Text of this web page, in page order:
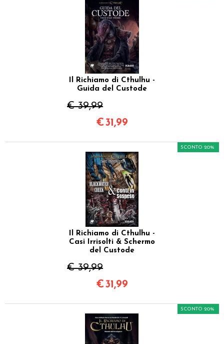
Il Richiamo di Cthulhu -
Guida del Custode
€ 39,99
€31,99
Il Richiamo di Cthulhu -
Casi Irrisolti & Schermo
del Custode
€ 39,99
SCONTO 20%
€31,99
SCONTO 20%